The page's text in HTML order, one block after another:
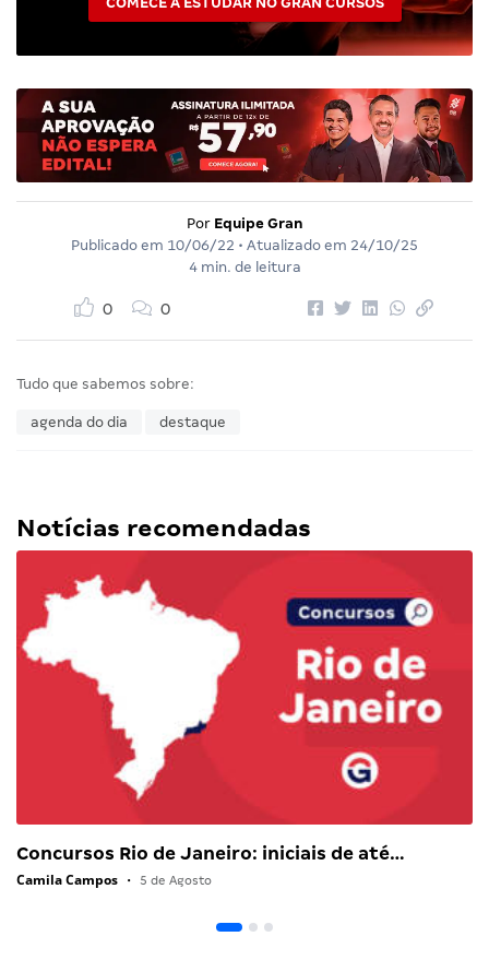
Por Equipe Gran
Publicado em 10/06/22 • Atualizado em 24/10/25
4 min. de leitura
0 0
Tudo que sabemos sobre:
agenda do dia destaque
Notícias recomendadas
Concursos Rio de Janeiro: iniciais de até…
Camila Campos • 5 de Agosto